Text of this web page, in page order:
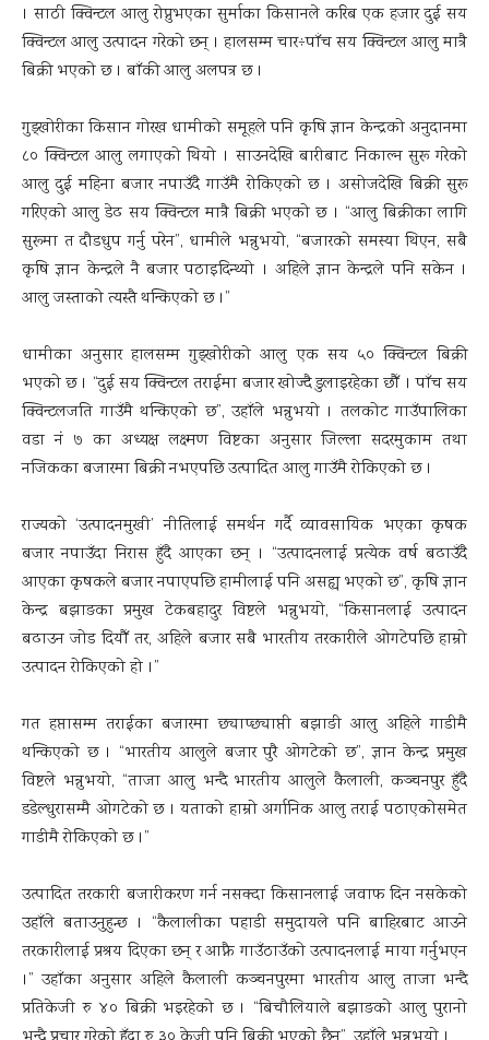
। साठी क्विन्टल आलु रोप्नुभएका सुर्माका किसानले करिब एक हजार दुई सय
क्विन्टल आलु उत्पादन गरेको छन् । हालसम्म चार÷पाँच सय क्विन्टल आलु मात्रै
बिक्री भएको छ । बाँकी आलु अलपत्र छ ।
गुड्खोरीका किसान गोरख धामीको समूहले पनि कृषि ज्ञान केन्द्रको अनुदानमा
८० क्विन्टल आलु लगाएको थियो । साउनदेखि बारीबाट निकाल्न सुरू गरेको
आलु दुई महिना बजार नपाउँदै गाउँमै रोकिएको छ । असोजदेखि बिक्री सुरू
गरिएको आलु डेढ सय क्विन्टल मात्रै बिक्री भएको छ । “आलु बिक्रीका लागि
सुरूमा त दौडधुप गर्नु परेन”, धामीले भन्नुभयो, “बजारको समस्या थिएन, सबै
कृषि ज्ञान केन्द्रले नै बजार पठाइदिन्थ्यो । अहिले ज्ञान केन्द्रले पनि सकेन ।
आलु जस्ताको त्यस्तै थन्किएको छ ।”
धामीका अनुसार हालसम्म गुड्खोरीको आलु एक सय ५० क्विन्टल बिक्री
भएको छ । “दुई सय क्विन्टल तराईमा बजार खोज्दै डुलाइरहेका छौँ । पाँच सय
क्विन्टलजति गाउँमै थन्किएको छ”, उहाँले भन्नुभयो । तलकोट गाउँपालिका
वडा नं ७ का अध्यक्ष लक्ष्मण विष्टका अनुसार जिल्ला सदरमुकाम तथा
नजिकका बजारमा बिक्री नभएपछि उत्पादित आलु गाउँमै रोकिएको छ ।
राज्यको ‘उत्पादनमुखी’ नीतिलाई समर्थन गर्दै व्यावसायिक भएका कृषक
बजार नपाउँदा निरास हुँदै आएका छन् । “उत्पादनलाई प्रत्येक वर्ष बढाउँदै
आएका कृषकले बजार नपाएपछि हामीलाई पनि असह्य भएको छ”, कृषि ज्ञान
केन्द्र बझाङका प्रमुख टेकबहादुर विष्टले भन्नुभयो, “किसानलाई उत्पादन
बढाउन जोड दियौँ तर, अहिले बजार सबै भारतीय तरकारीले ओगटेपछि हाम्रो
उत्पादन रोकिएको हो ।”
गत हप्तासम्म तराईका बजारमा छ्याप्छ्याप्ती बझाङी आलु अहिले गाडीमै
थन्किएको छ । “भारतीय आलुले बजार पुरै ओगटेको छ”, ज्ञान केन्द्र प्रमुख
विष्टले भन्नुभयो, “ताजा आलु भन्दै भारतीय आलुले कैलाली, कञ्चनपुर हुँदै
डडेल्धुरासम्मै ओगटेको छ । यताको हाम्रो अर्गानिक आलु तराई पठाएकोसमेत
गाडीमै रोकिएको छ ।”
उत्पादित तरकारी बजारीकरण गर्न नसक्दा किसानलाई जवाफ दिन नसकेको
उहाँले बताउनुहुन्छ । “कैलालीका पहाडी समुदायले पनि बाहिरबाट आउने
तरकारीलाई प्रश्रय दिएका छन् र आफ्नै गाउँठाउँको उत्पादनलाई माया गर्नुभएन
।” उहाँका अनुसार अहिले कैलाली कञ्चनपुरमा भारतीय आलु ताजा भन्दै
प्रतिकेजी रु ४० बिक्री भइरहेको छ । “बिचौलियाले बझाङको आलु पुरानो